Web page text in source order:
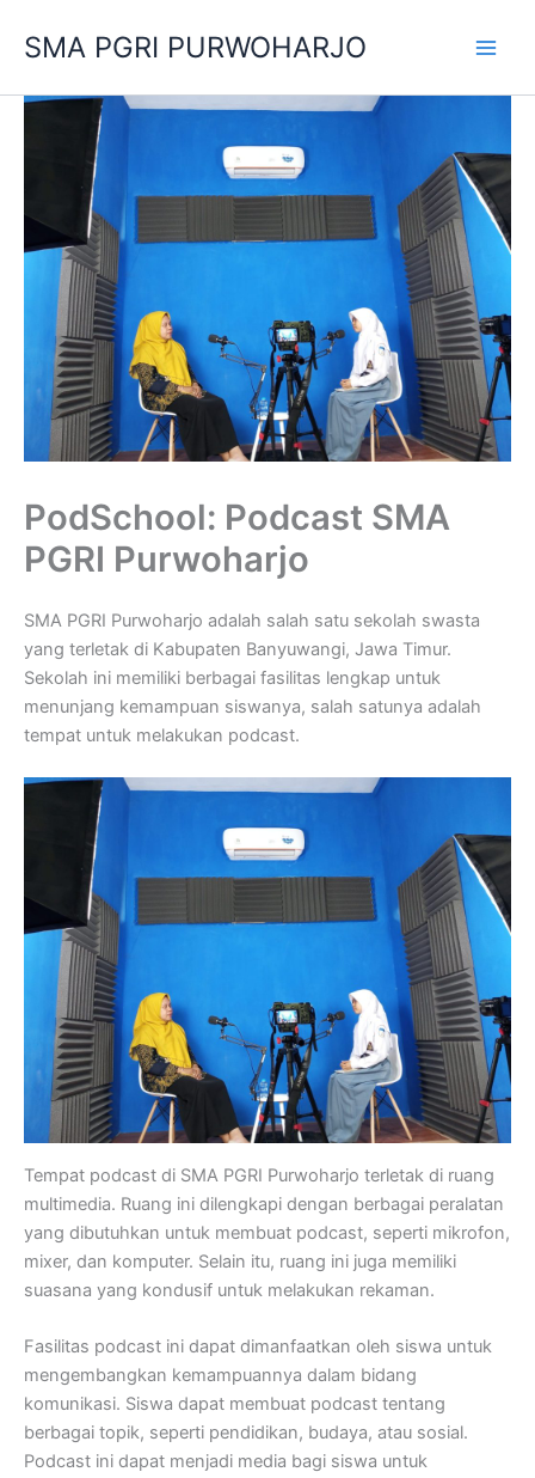
SMA PGRI PURWOHARJO
PodSchool: Podcast SMA
PGRI Purwoharjo
SMA PGRI Purwoharjo adalah salah satu sekolah swasta
yang terletak di Kabupaten Banyuwangi, Jawa Timur.
Sekolah ini memiliki berbagai fasilitas lengkap untuk
menunjang kemampuan siswanya, salah satunya adalah
tempat untuk melakukan podcast.
Tempat podcast di SMA PGRI Purwoharjo terletak di ruang
multimedia. Ruang ini dilengkapi dengan berbagai peralatan
yang dibutuhkan untuk membuat podcast, seperti mikrofon,
mixer, dan komputer. Selain itu, ruang ini juga memiliki
suasana yang kondusif untuk melakukan rekaman.
Fasilitas podcast ini dapat dimanfaatkan oleh siswa untuk
mengembangkan kemampuannya dalam bidang
komunikasi. Siswa dapat membuat podcast tentang
berbagai topik, seperti pendidikan, budaya, atau sosial.
Podcast ini dapat menjadi media bagi siswa untuk